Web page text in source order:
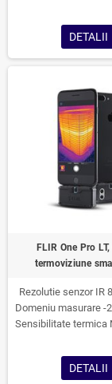
DETALII
FLIR One Pro
termoviziune
Rezolutie senzor IR
Domeniu masurare -
Sensibilitate termica
DETALII